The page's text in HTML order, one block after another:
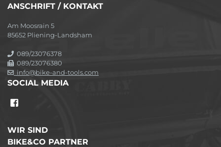
ANSCHRIFT / KONTAKT
Am Moosrain 5
85652 Pliening-Landsham
089/23076378
089/23076380
info@bike-and-tools.com
SOCIAL MEDIA
WIR SIND
BIKE&CO PARTNER